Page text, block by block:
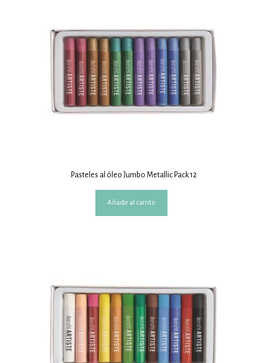
Pasteles al óleo Jumbo Metallic Pack 12
Añadir al carrito